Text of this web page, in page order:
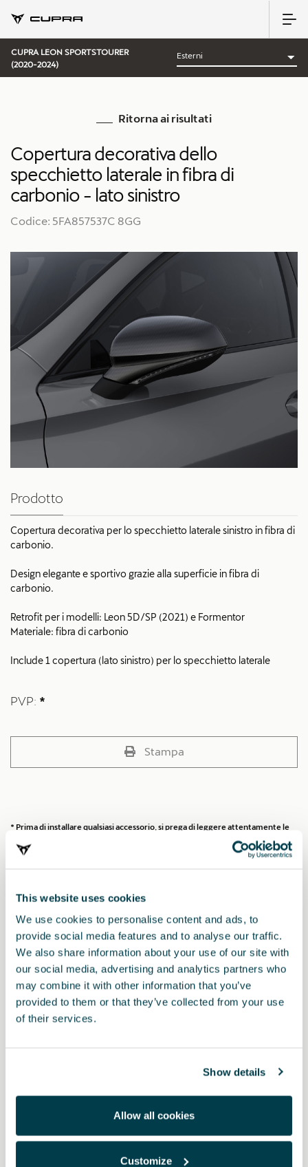
This website uses cookies
We use cookies to personalise content and ads, to
provide social media features and to analyse our traffic.
We also share information about your use of our site with
our social media, advertising and analytics partners who
may combine it with other information that you’ve
provided to them or that they’ve collected from your use
of their services.
Show details
Allow all cookies
Customize
CUPRA LEON SPORTSTOURER
(2020-2024)
Ritorna ai risultati
Copertura decorativa dello
specchietto laterale in fibra di
carbonio - lato sinistro
Codice: 5FA857537C 8GG
Prodotto
Copertura decorativa per lo specchietto laterale sinistro in fibra di
carbonio.
Design elegante e sportivo grazie alla superficie in fibra di
carbonio.
Retrofit per i modelli: Leon 5D/SP (2021) e Formentor
Materiale: fibra di carbonio
Include 1 copertura (lato sinistro) per lo specchietto laterale
PVP: *
Stampa
* Prima di installare qualsiasi accessorio, si prega di leggere attentamente le
Potrebbe interessarti anche